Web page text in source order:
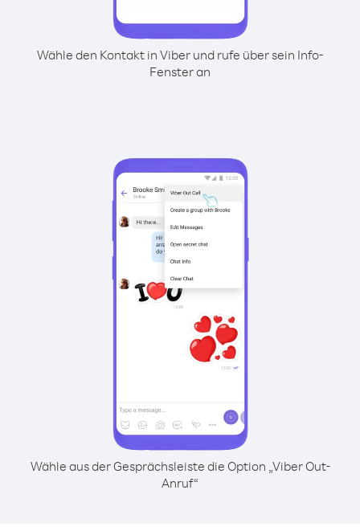
Wähle den Kontakt in Viber und rufe über sein Info-
Fenster an
Wähle aus der Gesprächsleiste die Option „Viber Out-
Anruf“